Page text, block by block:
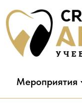
Мероприятия